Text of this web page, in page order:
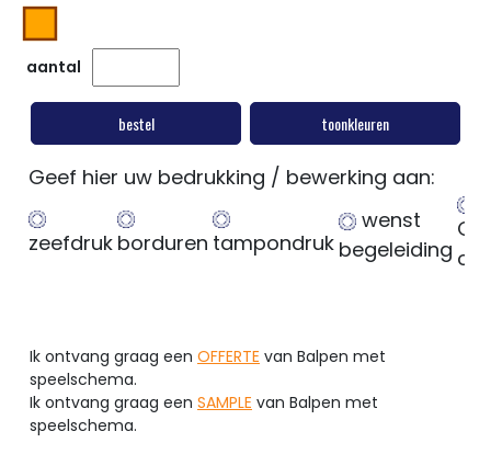
aantal
bestel toonkleuren
Geef hier uw bedrukking / bewerking aan:
zeefdruk borduren tampondruk
wenst
begeleiding
Ik ontvang graag een OFFERTE van Balpen met
speelschema.
Ik ontvang graag een SAMPLE van Balpen met
speelschema.